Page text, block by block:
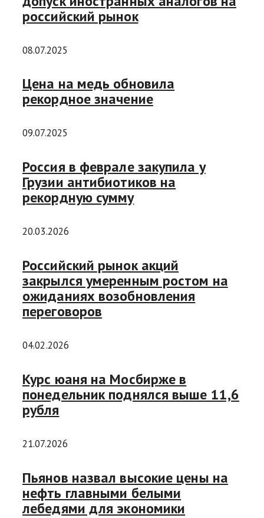
российский рынок
08.07.2025
Цена на медь обновила
рекордное значение
09.07.2025
Россия в феврале закупила у
Грузии антибиотиков на
рекордную сумму
20.03.2026
Российский рынок акций
закрылся умеренным ростом на
ожиданиях возобновления
переговоров
04.02.2026
Курс юаня на Мосбирже в
понедельник поднялся выше 11,6
рубля
21.07.2026
Пьянов назвал высокие цены на
нефть главными белыми
лебедями для экономики